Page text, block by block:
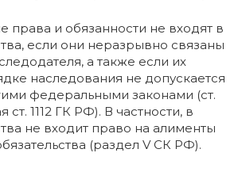
права и обязанности не входят в
если они неразрывно связаны
а также если их
наследования не допускается
федеральными законами (ст.
ст. 1112 ГК РФ). В частности, в
не входит право на алименты
(раздел V СК РФ).